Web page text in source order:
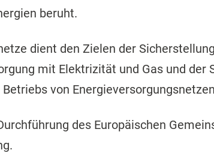
beruht.
dient den Zielen der
mit Elektrizität und Gas und der
von
des Europäischen